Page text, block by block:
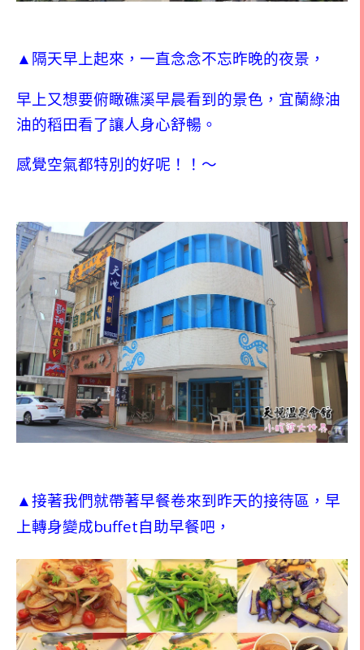
▲隔天早上起來，一直念念不忘昨晚的夜景，
早上又想要俯瞰礁溪早晨看到的景色，宜蘭綠油
油的稻田看了讓人身心舒暢。
感覺空氣都特別的好呢！！～
▲接著我們就帶著早餐卷來到昨天的接待區，早
上轉身變成buffet自助早餐吧，